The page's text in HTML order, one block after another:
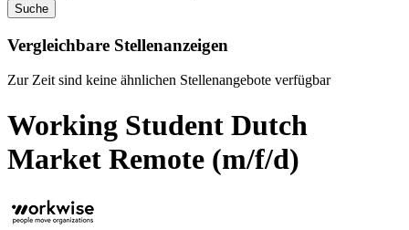
Suche
Vergleichbare Stellenanzeigen
Zur Zeit sind keine ähnlichen Stellenangebote verfügbar
Working Student Dutch
Market Remote (m/f/d)